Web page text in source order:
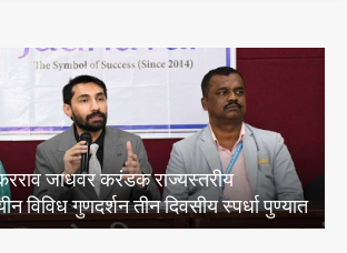
जाधवर करंडक राज्यस्तरीय
विविध गुणदर्शन तीन दिवसीय स्पर्धा पुण्यात